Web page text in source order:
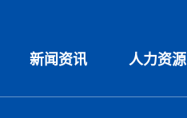
新闻资讯 人力资源